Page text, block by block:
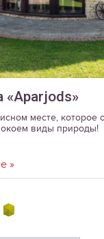
«Aparjods»
месте, которое
виды природы!
»